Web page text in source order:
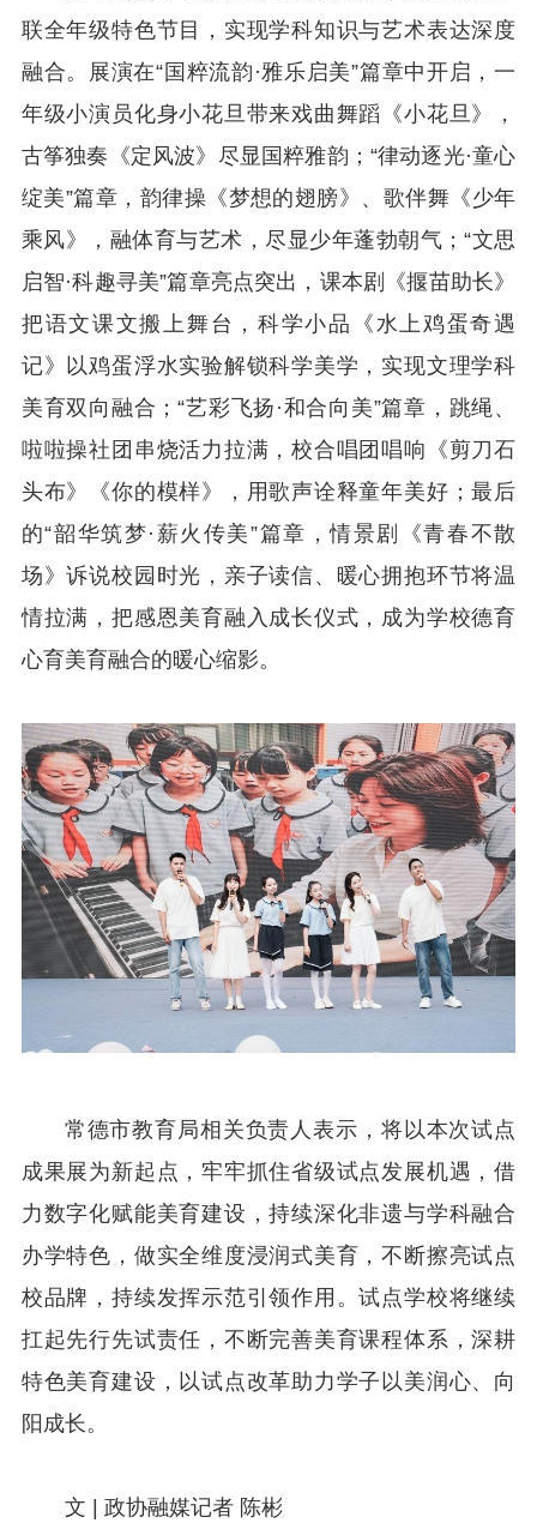
联全年级特色节目，实现学科知识与艺术表达深度
融合。展演在“国粹流韵·雅乐启美”篇章中开启，一
年级小演员化身小花旦带来戏曲舞蹈《小花旦》，
古筝独奏《定风波》尽显国粹雅韵；“律动逐光·童心
绽美”篇章，韵律操《梦想的翅膀》、歌伴舞《少年
乘风》，融体育与艺术，尽显少年蓬勃朝气；“文思
启智·科趣寻美”篇章亮点突出，课本剧《揠苗助长》
把语文课文搬上舞台，科学小品《水上鸡蛋奇遇
记》以鸡蛋浮水实验解锁科学美学，实现文理学科
美育双向融合；“艺彩飞扬·和合向美”篇章，跳绳、
啦啦操社团串烧活力拉满，校合唱团唱响《剪刀石
头布》《你的模样》，用歌声诠释童年美好；最后
的“韶华筑梦·薪火传美”篇章，情景剧《青春不散
场》诉说校园时光，亲子读信、暖心拥抱环节将温
情拉满，把感恩美育融入成长仪式，成为学校德育
心育美育融合的暖心缩影。
常德市教育局相关负责人表示，将以本次试点
成果展为新起点，牢牢抓住省级试点发展机遇，借
力数字化赋能美育建设，持续深化非遗与学科融合
办学特色，做实全维度浸润式美育，不断擦亮试点
校品牌，持续发挥示范引领作用。试点学校将继续
扛起先行先试责任，不断完善美育课程体系，深耕
特色美育建设，以试点改革助力学子以美润心、向
阳成长。
文 | 政协融媒记者 陈彬